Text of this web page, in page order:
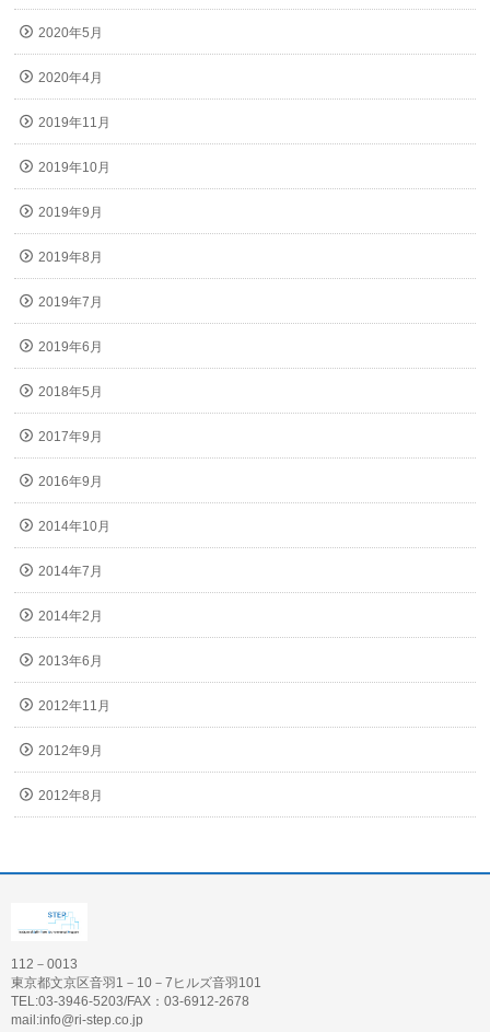
2020年5月
2020年4月
2019年11月
2019年10月
2019年9月
2019年8月
2019年7月
2019年6月
2018年5月
2017年9月
2016年9月
2014年10月
2014年7月
2014年2月
2013年6月
2012年11月
2012年9月
2012年8月
112－0013
東京都文京区音羽1－10－7ヒルズ音羽101
TEL:03-3946-5203/FAX：03-6912-2678
mail:info@ri-step.co.jp